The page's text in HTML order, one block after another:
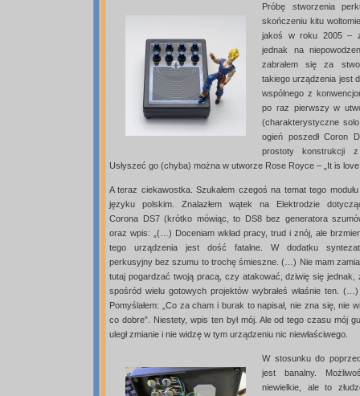
Próbę stworzenia
skończeniu kitu
jakoś w roku 2005 –
jednak na
zabrałem się za
takiego urządzenia jest
wspólnego z
po raz pierwszy w
(charakterystyczne
ogień poszedł Coron
prostoty konstrukcji z
Usłyszeć go (chyba) można w utworze Rose Royce – „It is
A teraz ciekawostka. Szukałem czegoś na temat tego
języku polskim. Znalazłem wątek na Elektrodzie
Corona DS7 (krótko mówiąc, to DS8 bez generatora
oraz wpis: „(…) Doceniam wkład pracy, trud i znój, ale
tego urządzenia jest dość fatalne. W dodatku
perkusyjny bez szumu to trochę śmieszne. (…) Nie mam
tutaj pogardzać twoją pracą, czy atakować, dziwię się jednak,
spośród wielu gotowych projektów wybrałeś właśnie ten. (…)
Pomyślałem: „Co za cham i burak to napisał, nie zna się, nie
co dobre”. Niestety, wpis ten był mój. Ale od tego czasu mój
uległ zmianie i nie widzę w tym urządzeniu nic niewłaściwego.
W stosunku do
jest banalny.
niewielkie, ale to